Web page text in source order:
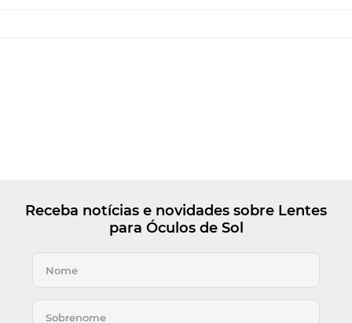
Receba notícias e novidades sobre Lentes
para Óculos de Sol